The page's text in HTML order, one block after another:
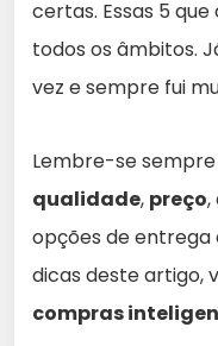
certas. Essas 5
todos os âmbitos.
vez e sempre fui
Lembre-se
qualidade, preço,
opções de entrega
dicas deste artigo,
compras